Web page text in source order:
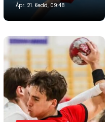
Ápr. 21. Kedd, 09:48